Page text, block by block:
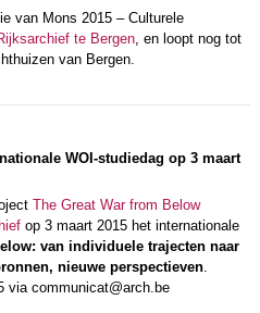
van Mons 2015 – Culturele
te Bergen, en loopt nog tot
van Bergen.
WOI-studiedag op 3 maart
The Great War from Below
op 3 maart 2015 het internationale
vanindividuele trajecten naar
nieuwe perspectieven.
via communicat@arch.be